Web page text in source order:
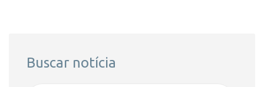
Buscar notícia